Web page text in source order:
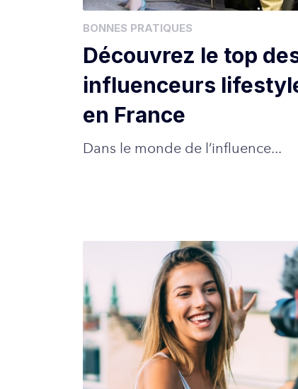
BONNES PRATIQUES
Découvrez le top
influenceurs
en France
Dans le monde de l’influence...